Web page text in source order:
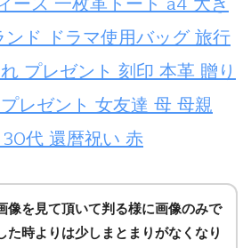
ド ドラマ使用バッグ 旅行
プレゼント 刻印 本革 贈り
レゼント 女友達 母 母親
代 還暦祝い 赤
像を見て頂いて判る様に画像のみで
た時よりは少しまとまりがなくなり